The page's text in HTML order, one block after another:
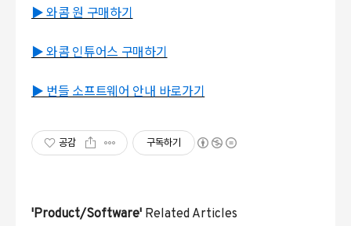
▶ 와콤 원 구매하기
▶ 와콤 인튜어스 구매하기
▶ 번들 소프트웨어 안내 바로가기
공감 구독하기
'Product/Software' Related Articles